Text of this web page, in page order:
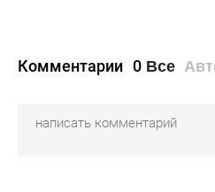
Комментарии 0 Все